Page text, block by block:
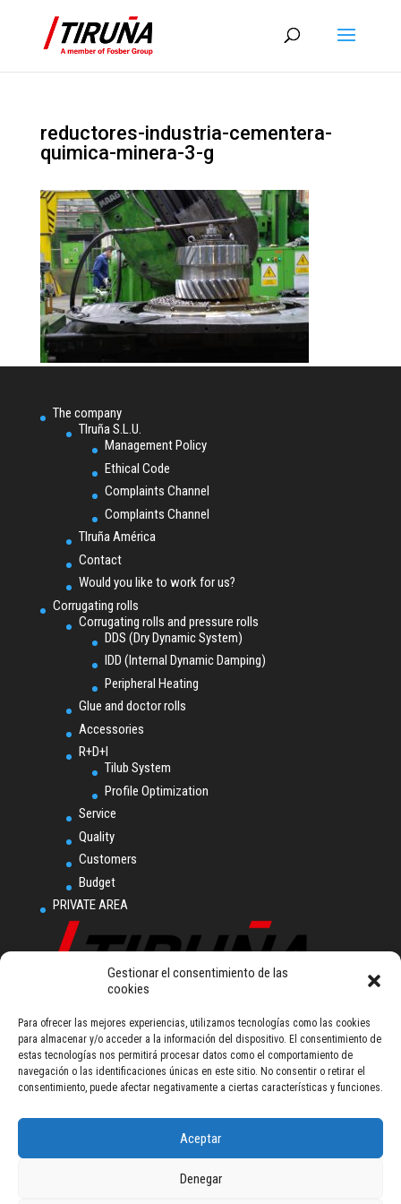
Gestionar el consentimiento de las
cookies
Para ofrecer las mejores experiencias, utilizamos tecnologías como las cookies
para almacenar y/o acceder a la información del dispositivo. El consentimiento de
estas tecnologías nos permitirá procesar datos como el comportamiento de
navegación o las identificaciones únicas en este sitio. No consentir o retirar el
consentimiento, puede afectar negativamente a ciertas características y funciones.
Aceptar
Denegar
reductores-industria-cementera-
quimica-minera-3-g
The company
TIruña S.L.U.
Management Policy
Ethical Code
Complaints Channel
Complaints Channel
TIruña América
Contact
Would you like to work for us?
Corrugating rolls
Corrugating rolls and pressure rolls
DDS (Dry Dynamic System)
IDD (Internal Dynamic Damping)
Peripheral Heating
Glue and doctor rolls
Accessories
R+D+I
Tilub System
Profile Optimization
Service
Quality
Customers
Budget
PRIVATE AREA
Tiruña, S.L.U.
Polígono Industrial
Ampliación Comarca I.
Calle L nº 2
Tel (+34) 948 355 111